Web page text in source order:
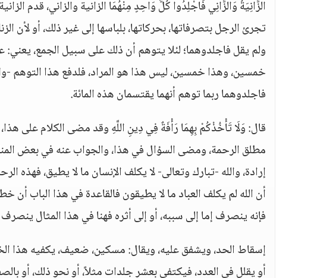
الزَّانِيَةُ وَالزَّانِي فَاجْلِدُوا كُلَّ وَاحِدٍ مِنْهُمَا الزانية والزاني، قدم
تجرئ الرجل بتصرفاتها، بحركاتها، بلباسها إلى غير ذلك، أو لأن
ولم يقل فاجلدوهما؛ لئلا يتوهم أن ذلك على سبيل الجمع،
خمسين، وهذا خمسين، ليس هذا هو المراد، فلدفع هذا التوهم -
فاجلدوهما ربما توهم أنهما يقتسمان هذه المائة.
قال: وَلَا تَأْخُذْكُمْ بِهِمَا رَأْفَةٌ فِي دِينِ اللَّهِ وقد مضى الكلام على
مطلق الرحمة، ومضى السؤال في هذا، والجواب عنه في بعض
إرادة، والله -تبارك وتعالى- لا يكلف الإنسان ما لا يطيق، فهذه
أن الله لم يكلف العباد ما لا يطيقون فالقاعدة في هذا الباب
فإنه ينصرف إما إلى سببه، أو إلى أثره فهنا في هذا المثال ينصرف
إسقاط الحد، ويشفق عليه، ويقال: مسكين، ضعيف، يكفيه هذا
أو يقلل في العدد، فيكتفى بعشر جلدات مثلاً، أو نحو ذلك، أو